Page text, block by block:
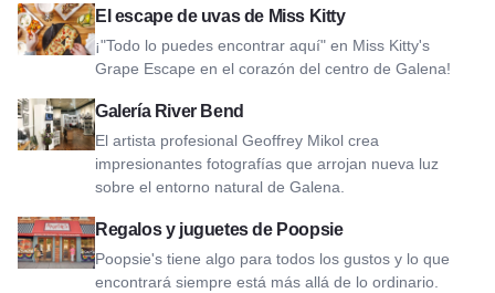
El escape de uvas de Miss Kitty
¡"Todo lo puedes encontrar aquí" en Miss Kitty's
Grape Escape en el corazón del centro de Galena!
Ver El escape de uvas de Miss Kitty
Galería River Bend
El artista profesional Geoffrey Mikol crea
impresionantes fotografías que arrojan nueva luz
sobre el entorno natural de Galena.
Ver Galería River Bend
Regalos y juguetes de Poopsie
Poopsie's tiene algo para todos los gustos y lo que
encontrará siempre está más allá de lo ordinario.
Ver Poopsie's Gifts & Toys